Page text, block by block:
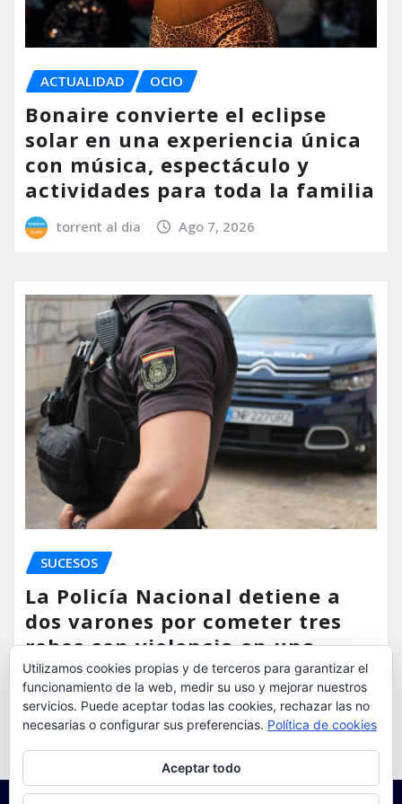
ACTUALIDAD OCIO
Bonaire convierte el eclipse
solar en una experiencia única
con música, espectáculo y
actividades para toda la familia
torrent al dia Ago 7, 2026
SUCESOS
La Policía Nacional detiene a
dos varones por cometer tres
robos con violencia en una
misma mañana
torrent al dia Ago 7, 2026
Utilizamos cookies propias y de terceros para garantizar el
funcionamiento de la web, medir su uso y mejorar nuestros
servicios. Puede aceptar todas las cookies, rechazar las no
necesarias o configurar sus preferencias. Política de cookies
Aceptar todo